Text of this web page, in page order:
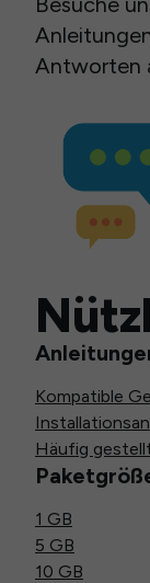
Antworten
Kompatible
Häufig
1 GB
5 GB
10 GB